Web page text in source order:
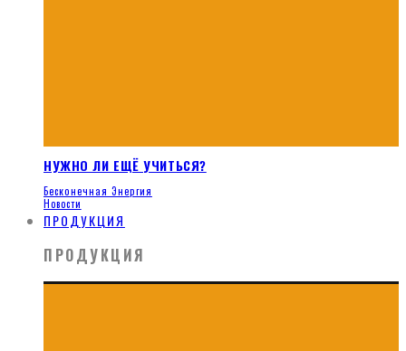
НУЖНО ЛИ ЕЩЁ УЧИТЬСЯ?
Бесконечная Энергия
Новости
ПРОДУКЦИЯ
ПРОДУКЦИЯ